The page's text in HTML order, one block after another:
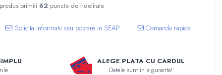
primiti 62 puncte de fidelitate
Comanda rapida
ALEGE PLATA CU CARDUL
Datele sunt in siguranta!